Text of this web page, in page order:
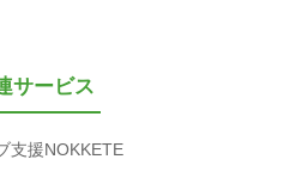
サービス
支援NOKKETE